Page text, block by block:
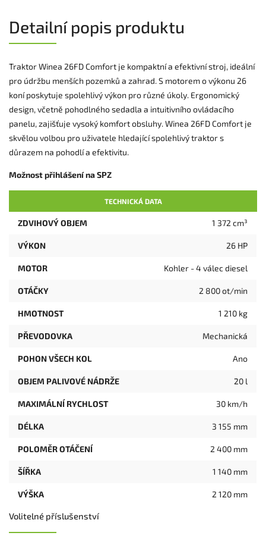
Detailní popis produktu
Traktor Winea 26FD Comfort je kompaktní a efektivní stroj, ideální
pro údržbu menších pozemků a zahrad. S motorem o výkonu 26
koní poskytuje spolehlivý výkon pro různé úkoly. Ergonomický
design, včetně pohodlného sedadla a intuitivního ovládacího
panelu, zajišťuje vysoký komfort obsluhy. Winea 26FD Comfort je
skvělou volbou pro uživatele hledající spolehlivý traktor s
důrazem na pohodlí a efektivitu.
Možnost přihlášení na SPZ
TECHNICKÁ DATA
ZDVIHOVÝ OBJEM 1 372 cm³
VÝKON 26 HP
MOTOR Kohler - 4 válec diesel
OTÁČKY 2 800 ot/min
HMOTNOST 1 210 kg
PŘEVODOVKA Mechanická
POHON VŠECH KOL Ano
OBJEM PALIVOVÉ NÁDRŽE ¨20 l
MAXIMÁLNÍ RYCHLOST 30 km/h
DÉLKA 3 155 mm
POLOMĚR OTÁČENÍ 2 400 mm
ŠÍŘKA 1 140 mm
VÝŠKA 2 120 mm
Volitelné příslušenství